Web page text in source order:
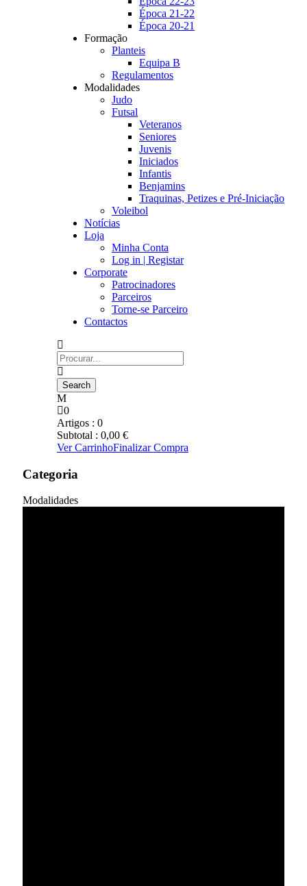
Época 21-22
Época 20-21
Formação
Planteis
Equipa B
Regulamentos
Modalidades
Judo
Futsal
Veteranos
Seniores
Juvenis
Iniciados
Infantis
Benjamins
Traquinas, Petizes e Pré-Iniciação
Voleibol
Notícias
Loja
Minha Conta
Log in | Registar
Corporate
Patrocinadores
Parceiros
Torne-se Parceiro
Contactos
0
Artigos : 0
Subtotal : 0,00 €
Ver CarrinhoFinalizar Compra
Categoria
Modalidades